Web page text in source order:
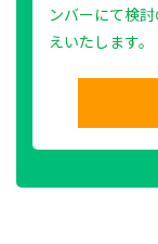
ンバーにて検
えいたします。